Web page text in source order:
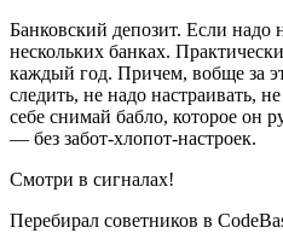
Банковский депозит. Если надо
нескольких банках.
каждый год. Причем, вобще за
следить, не надо настраивать,
себе снимай бабло, которое он
— без забот-хлопот-настроек.
Смотри в сигналах!
Перебирал советников в